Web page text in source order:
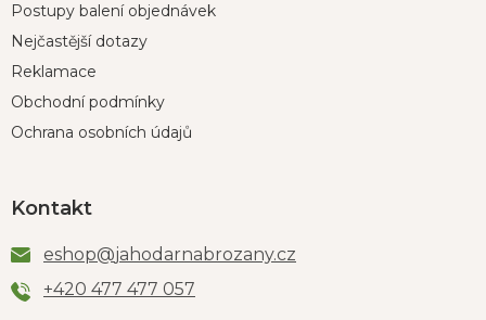
Postupy balení objednávek
Nejčastější dotazy
Reklamace
Obchodní podmínky
Ochrana osobních údajů
Kontakt
eshop@jahodarnabrozany.cz
+420 477 477 057